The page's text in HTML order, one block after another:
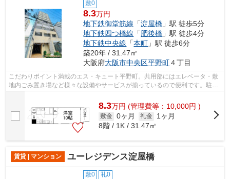
敷0
8.3万円
地下鉄御堂筋線 「淀屋橋 」駅 徒歩5分
地下鉄四つ橋線 「肥後橋 」駅 徒歩4分
地下鉄中央線 「本町 」駅 徒歩6分
築20年 / 31.47㎡
大阪府大阪市中央区平野町４丁目
こだわりポイント満載のエス・キュート平野町。共用部にはエレベータ・敷
地内ごみ置き場など様々な設備やサービスが揃っているので便利です。駐車
場は物件から約100mです。11階建ての...
8.3万円 (管理費等：10,000円 )
敷金 0ヶ月 礼金
1ヶ月
8階 / 1K / 31.47㎡
賃貸 | マンション ユーレジデンス淀屋橋
敷0 礼0